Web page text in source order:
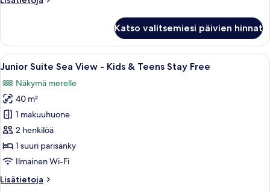
Stay
-
Kids
&
Stay
Free
Katso valitsemiesi päivien hinnat
Avaa
kaikki
huonetyypin
Junior
Suite
Sea
View
-
&
Moderni hotellihuone, jossa on
11
Junior Suite Sea View - Kids & Teens Stay Free
Näkymä merelle
40 m²
1 makuuhuone
2 henkilöä
1 suuri parisänky
Ilmainen Wi-Fi
Lisätietoja
Lisätietoja